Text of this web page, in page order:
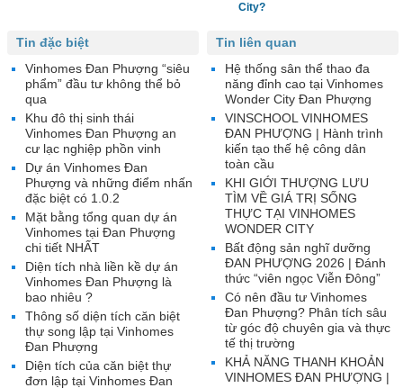
City?
Tin liên quan
Hệ thống sân thể thao đa
năng đỉnh cao tại Vinhomes
Wonder City Đan Phượng
VINSCHOOL VINHOMES
ĐAN PHƯỢNG | Hành trình
kiến tạo thế hệ công dân
toàn cầu
KHI GIỚI THƯỢNG LƯU
TÌM VỀ GIÁ TRỊ SỐNG
THỰC TẠI VINHOMES
WONDER CITY
Bất động sản nghĩ dưỡng
ĐAN PHƯỢNG 2026 | Đánh
thức “viên ngọc Viễn Đông”
Có nên đầu tư Vinhomes
Đan Phượng? Phân tích sâu
từ góc độ chuyên gia và thực
tế thị trường
KHẢ NĂNG THANH KHOẢN
VINHOMES ĐAN PHƯỢNG |
Tin đặc biệt
Vinhomes Đan Phượng “siêu
phẩm” đầu tư không thể bỏ
qua
Khu đô thị sinh thái
Vinhomes Đan Phượng an
cư lạc nghiệp phồn vinh
Dự án Vinhomes Đan
Phượng và những điểm nhấn
đặc biệt có 1.0.2
Mặt bằng tổng quan dự án
Vinhomes tại Đan Phượng
chi tiết NHẤT
Diện tích nhà liền kề dự án
Vinhomes Đan Phượng là
bao nhiêu ?
Thông số diện tích căn biệt
thự song lập tại Vinhomes
Đan Phượng
Diện tích của căn biệt thự
đơn lập tại Vinhomes Đan